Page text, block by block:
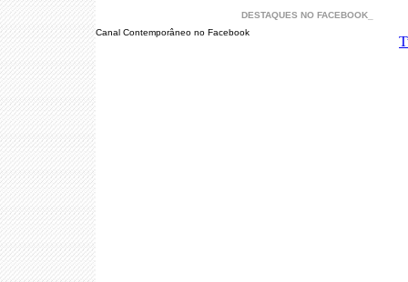
DESTAQUES NO FACEBOOK_
Canal Contemporâneo no Facebook